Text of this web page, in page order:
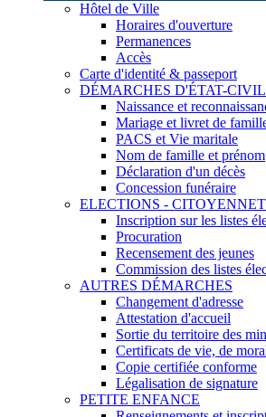
Hôtel de Ville
Horaires d'ouverture
Permanences
Accès
Carte d'identité & passeport
DÉMARCHES D'ÉTAT-CIVIL
Naissance et
Mariage et livret de
PACS et Vie maritale
Nom de famille et prénom
Déclaration d'un décès
Concession funéraire
ELECTIONS -
Inscription sur les listes
Procuration
Recensement des jeunes
Commission des listes
AUTRES DÉMARCHES
Changement d'adresse
Attestation d'accueil
Sortie du territoire des
Certificats de vie, de
Copie certifiée conforme
Légalisation de signature
PETITE ENFANCE